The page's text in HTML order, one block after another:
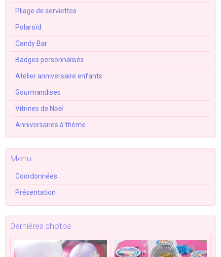
Pliage de serviettes
Polaroïd
Candy Bar
Badges personnalisés
Atelier anniversaire enfants
Gourmandises
Vitrines de Noël
Anniversaires à thème
Menu
Coordonnées
Présentation
Dernières photos